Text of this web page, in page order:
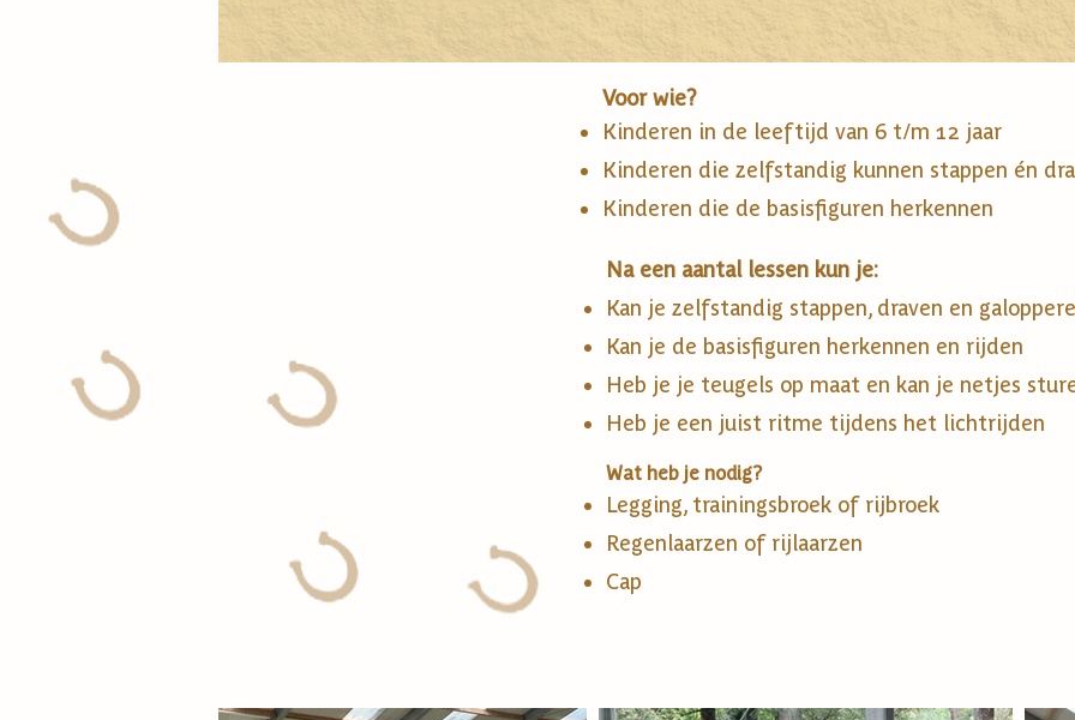
Voor wie?
Kinderen in de leeftijd van 6 t/m 12 jaar
Kinderen die zelfstandig kunnen stappen én
​Kinderen die de basisfiguren herkennen
​Na een aantal lessen kun je:
Kan je zelfstandig stappen, draven en
Kan je de basisfiguren herkennen en rijden
Heb je je teugels op maat en kan je netjes
Heb je een juist ritme tijdens het lichtrijden
Wat heb je nodig?
Legging, trainingsbroek of rijbroek
Regenlaarzen of rijlaarzen
Cap